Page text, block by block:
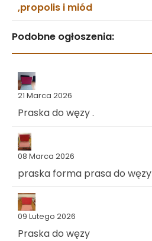
,propolis i miód
Podobne ogłoszenia:
21 Marca 2026
Praska do węzy .
08 Marca 2026
praska forma prasa do węzy
09 Lutego 2026
Praska do węzy